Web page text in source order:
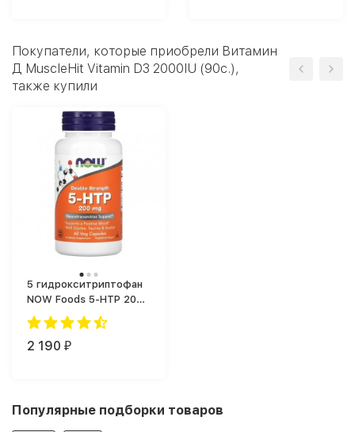
Покупатели, которые приобрели Витамин
Д MuscleHit Vitamin D3 2000IU (90c.),
также купили
5 гидрокситриптофан
NOW Foods 5-HTP 200
мг (60 капс.)
2 190 ₽
Популярные подборки товаров